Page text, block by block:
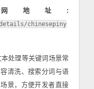
地址:
chinesepiny
处理等关键词场景常
清洗、搜索分词与语
景，方便开发者直接